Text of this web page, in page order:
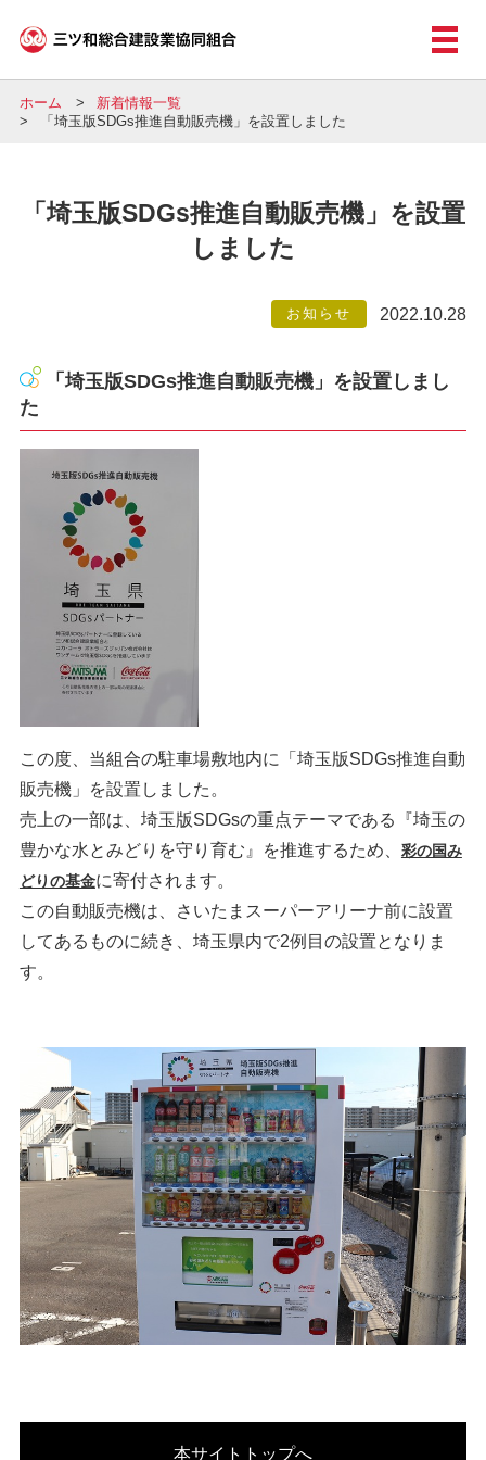
ホーム
新着情報一覧
「埼玉版SDGs推進自動販売機」を設置しました
「埼玉版SDGs推進自動販売機」を設置
しました
お知らせ 2022.10.28
「埼玉版SDGs推進自動販売機」を設置しまし
た
この度、当組合の駐車場敷地内に「埼玉版SDGs推進自動
販売機」を設置しました。
売上の一部は、埼玉版SDGsの重点テーマである『埼玉の
豊かな水とみどりを守り育む』を推進するため、 彩の国み
どりの基金に寄付されます。
この自動販売機は、さいたまスーパーアリーナ前に設置
してあるものに続き、埼玉県内で2例目の設置となりま
す。
本サイトトップへ